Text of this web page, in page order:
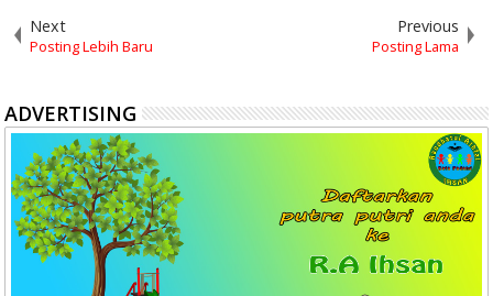
Next
Posting Lebih Baru
Previous
Posting Lama
ADVERTISING